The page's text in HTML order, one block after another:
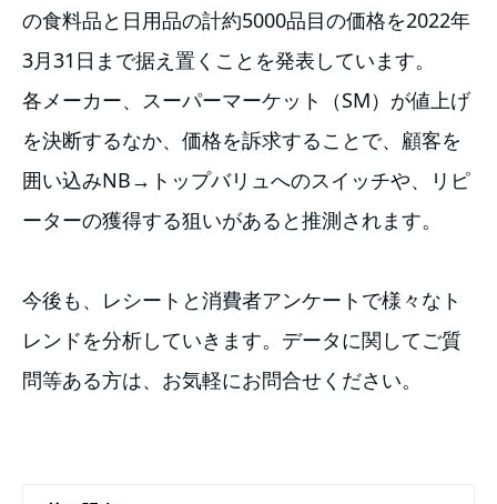
の食料品と日用品の計約5000品目の価格を2022年
3月31日まで据え置くことを発表しています。
各メーカー、スーパーマーケット（SM）が値上げ
を決断するなか、価格を訴求することで、顧客を
囲い込みNB→トップバリュへのスイッチや、リピ
ーターの獲得する狙いがあると推測されます。
今後も、レシートと消費者アンケートで様々なト
レンドを分析していきます。データに関してご質
問等ある方は、お気軽にお問合せください。